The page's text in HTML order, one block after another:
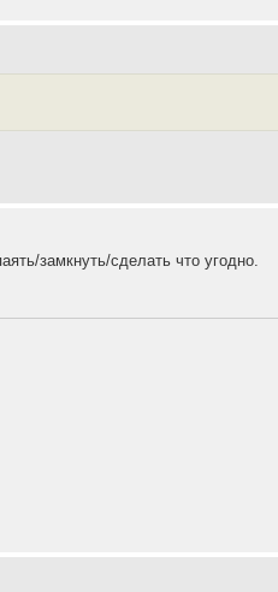
замкнуть/сделать что угодно.